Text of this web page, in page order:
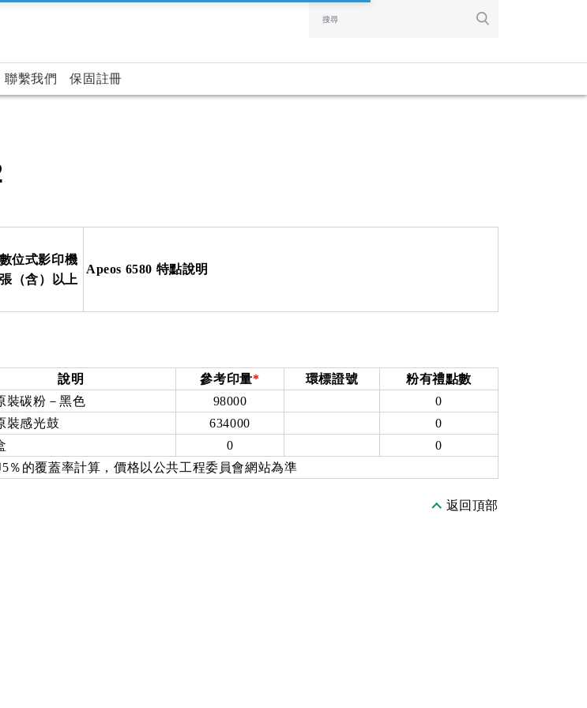
聯繫我們 保固註冊
位式影印機
（含）以上
Apeos 6580 特點說明
說明 參考印量* 環標證號
粉有禮點數
裝碳粉－黑色 98000
0
裝感光鼓 634000
0
0
0
％的覆蓋率計算，價格以公共工程委員會網站為準
返回頂部